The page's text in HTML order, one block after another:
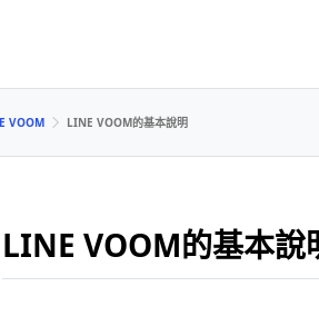
VOOM LINE VOOM的基本說明
LINE VOOM的基本說